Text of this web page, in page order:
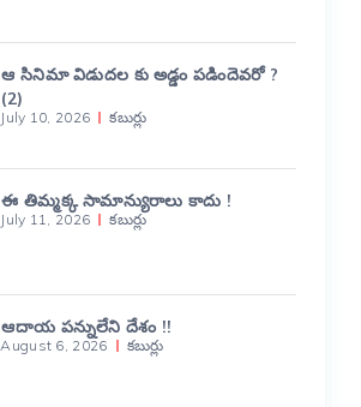
ఆ సినిమా విడుదల కు అడ్డం పడిందెవరో ?
(2)
July 10, 2026 కబుర్లు
ఈ తిమ్మక్క సామాన్యురాలు కాదు !
July 11, 2026 కబుర్లు
ఆదాయ పన్నులేని దేశం !!
August 6, 2026 కబుర్లు